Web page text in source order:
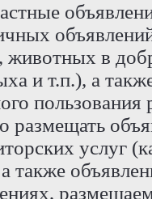
в
и т.п.), а
размещать
услуг
также